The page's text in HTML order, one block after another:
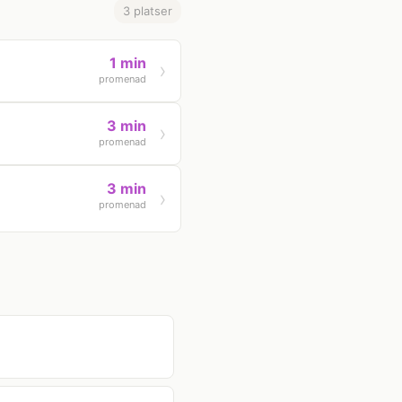
3 platser
1 min
promenad
3 min
promenad
3 min
promenad